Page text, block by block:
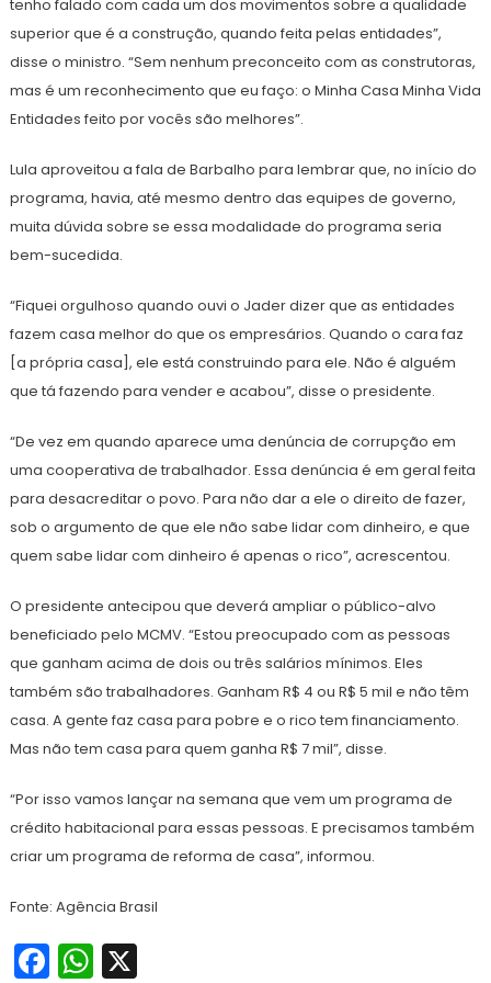
tenho falado com cada um dos movimentos sobre a qualidade
superior que é a construção, quando feita pelas entidades”,
disse o ministro. “Sem nenhum preconceito com as construtoras,
mas é um reconhecimento que eu faço: o Minha Casa Minha Vida
Entidades feito por vocês são melhores”.
Lula aproveitou a fala de Barbalho para lembrar que, no início do
programa, havia, até mesmo dentro das equipes de governo,
muita dúvida sobre se essa modalidade do programa seria
bem-sucedida.
“Fiquei orgulhoso quando ouvi o Jader dizer que as entidades
fazem casa melhor do que os empresários. Quando o cara faz
[a própria casa], ele está construindo para ele. Não é alguém
que tá fazendo para vender e acabou”, disse o presidente.
“De vez em quando aparece uma denúncia de corrupção em
uma cooperativa de trabalhador. Essa denúncia é em geral feita
para desacreditar o povo. Para não dar a ele o direito de fazer,
sob o argumento de que ele não sabe lidar com dinheiro, e que
quem sabe lidar com dinheiro é apenas o rico”, acrescentou.
O presidente antecipou que deverá ampliar o público-alvo
beneficiado pelo MCMV. “Estou preocupado com as pessoas
que ganham acima de dois ou três salários mínimos. Eles
também são trabalhadores. Ganham R$ 4 ou R$ 5 mil e não têm
casa. A gente faz casa para pobre e o rico tem financiamento.
Mas não tem casa para quem ganha R$ 7 mil”, disse.
“Por isso vamos lançar na semana que vem um programa de
crédito habitacional para essas pessoas. E precisamos também
criar um programa de reforma de casa”, informou.
Fonte: Agência Brasil
Facebook
WhatsApp
X